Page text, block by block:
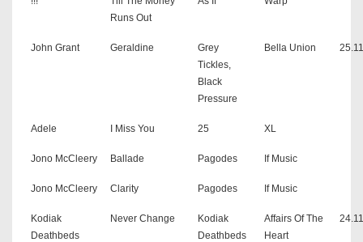
Runs Out
John Grant Geraldine
Grey
Tickles,
Black
Pressure
Bella Union
Adele I Miss You 25 XL
Jono McCleery Ballade Pagodes If Music
Jono McCleery Clarity Pagodes If Music
Kodiak
Deathbeds
Never Change
Kodiak
Deathbeds
Affairs Of The
Heart